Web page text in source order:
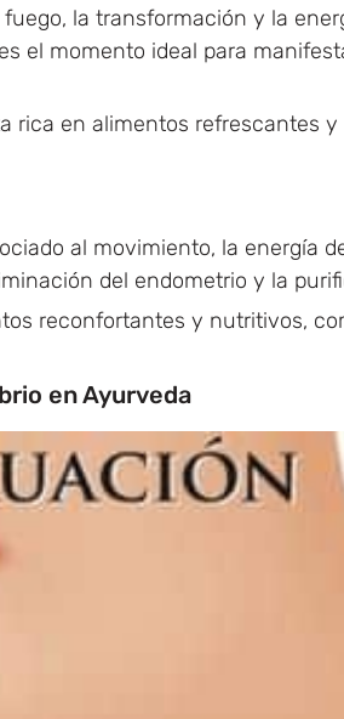
la transformación y la
el momento ideal para
rica en alimentos refrescantes
al movimiento, la energía
del endometrio y la
reconfortantes y nutritivos,
en Ayurveda